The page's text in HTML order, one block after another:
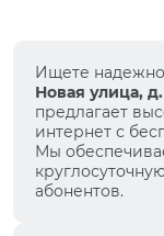
Ищете
Новая улица,
предлагает
интернет с
Мы
абонентов.